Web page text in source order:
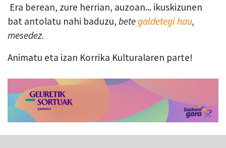
Era berean, zure herrian, auzoan... ikuskizunen
bat antolatu nahi baduzu, betegaldetegi hau,
mesedez.
Animatu eta izan Korrika Kulturalaren parte!